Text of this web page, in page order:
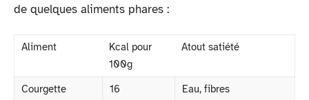
de quelques aliments phares :
Aliment
Kcal pour
100g
Atout satiété
Courgette 16
Eau, fibres